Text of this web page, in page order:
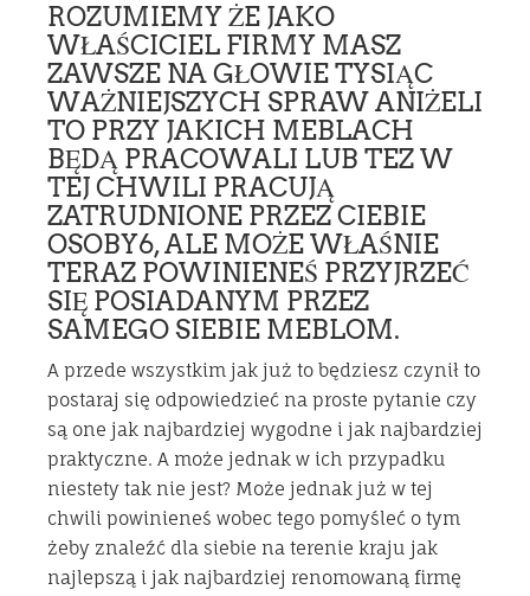
ROZUMIEMY ŻE JAKO
WŁAŚCICIEL FIRMY MASZ
ZAWSZE NA GŁOWIE TYSIĄC
WAŻNIEJSZYCH SPRAW ANIŻELI
TO PRZY JAKICH MEBLACH
BĘDĄ PRACOWALI LUB TEZ W
TEJ CHWILI PRACUJĄ
ZATRUDNIONE PRZEZ CIEBIE
OSOBY6, ALE MOŻE WŁAŚNIE
TERAZ POWINIENEŚ PRZYJRZEĆ
SIĘ POSIADANYM PRZEZ
SAMEGO SIEBIE MEBLOM.
A przede wszystkim jak już to będziesz czynił to
postaraj się odpowiedzieć na proste pytanie czy
są one jak najbardziej wygodne i jak najbardziej
praktyczne. A może jednak w ich przypadku
niestety tak nie jest? Może jednak już w tej
chwili powinieneś wobec tego pomyśleć o tym
żeby znaleźć dla siebie na terenie kraju jak
najlepszą i jak najbardziej renomowaną firmę